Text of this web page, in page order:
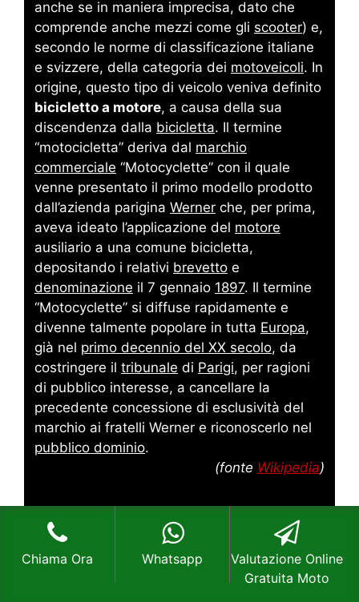
anche se in maniera imprecisa, dato che
comprende anche mezzi come gli scooter) e,
secondo le norme di classificazione italiane
e svizzere, della categoria dei motoveicoli. In
origine, questo tipo di veicolo veniva definito
bicicletto a motore, a causa della sua
discendenza dalla bicicletta. Il termine
“motocicletta” deriva dal marchio
commerciale “Motocyclette” con il quale
venne presentato il primo modello prodotto
dall’azienda parigina Werner che, per prima,
aveva ideato l’applicazione del motore
ausiliario a una comune bicicletta,
depositando i relativi brevetto e
denominazione il 7 gennaio 1897. Il termine
“Motocyclette” si diffuse rapidamente e
divenne talmente popolare in tutta Europa,
già nel primo decennio del XX secolo, da
costringere il tribunale di Parigi, per ragioni
di pubblico interesse, a cancellare la
precedente concessione di esclusività del
marchio ai fratelli Werner e riconoscerlo nel
pubblico dominio.
(fonte Wikipedia)
Chiama Ora Whatsapp
Valutazione Online
Gratuita Moto